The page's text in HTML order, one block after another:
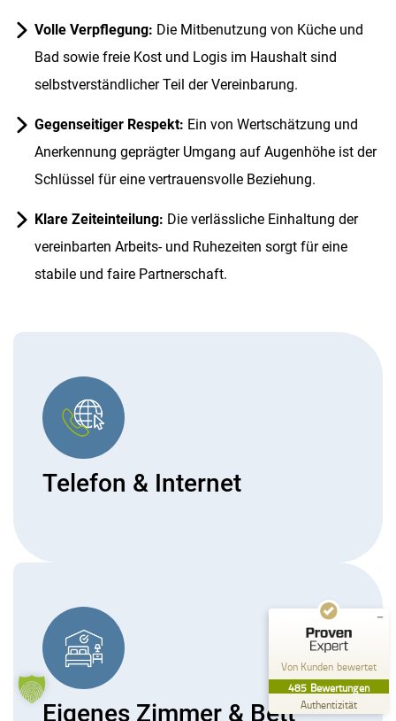
Volle Verpflegung: Die Mitbenutzung von Küche und
Bad sowie freie Kost und Logis im Haushalt sind
selbstverständlicher Teil der Vereinbarung.
Gegenseitiger Respekt: Ein von Wertschätzung und
Anerkennung geprägter Umgang auf Augenhöhe ist der
Schlüssel für eine vertrauensvolle Beziehung.
Klare Zeiteinteilung: Die verlässliche Einhaltung der
vereinbarten Arbeits- und Ruhezeiten sorgt für eine
stabile und faire Partnerschaft.
Telefon & Internet
Eigenes Zimmer & Bett
Von Kunden bewertet
485 Bewertungen
Authentizität
Pflege zu Hause Küffel GmbH
357
Bewertungen auf
ProvenExpert.com
Blick aufs ProvenExpert-Profil werfen
26.07.2026